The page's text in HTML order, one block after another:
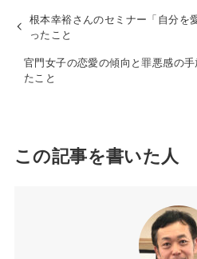
根本幸裕さんのセミナー「自分を
ったこと
官門女子の恋愛の傾向と罪悪感の
たこと
この記事を書いた人